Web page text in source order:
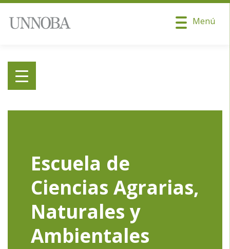
Menú
Escuela de
Ciencias Agrarias,
Naturales y
Ambientales